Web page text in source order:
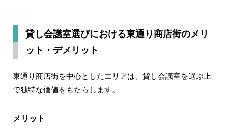
貸し会議室選びにおける東通り商店街のメリ
ット・デメリット
東通り商店街を中心としたエリアは、貸し会議室を選ぶ上
で独特な価値をもたらします。
メリット